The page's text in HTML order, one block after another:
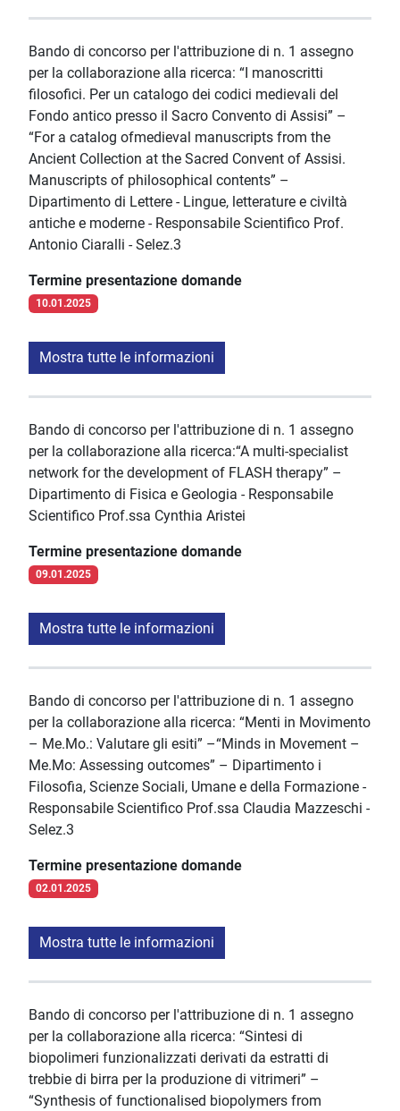
Bando di concorso per l'attribuzione di n. 1 assegno
per la collaborazione alla ricerca: “I manoscritti
filosofici. Per un catalogo dei codici medievali del
Fondo antico presso il Sacro Convento di Assisi” –
“For a catalog ofmedieval manuscripts from the
Ancient Collection at the Sacred Convent of Assisi.
Manuscripts of philosophical contents” –
Dipartimento di Lettere - Lingue, letterature e civiltà
antiche e moderne - Responsabile Scientifico Prof.
Antonio Ciaralli - Selez.3
Termine presentazione domande
10.01.2025
Mostra tutte le informazioni
Bando di concorso per l'attribuzione di n. 1 assegno
per la collaborazione alla ricerca:“A multi-specialist
network for the development of FLASH therapy” –
Dipartimento di Fisica e Geologia - Responsabile
Scientifico Prof.ssa Cynthia Aristei
Termine presentazione domande
09.01.2025
Mostra tutte le informazioni
Bando di concorso per l'attribuzione di n. 1 assegno
per la collaborazione alla ricerca: “Menti in Movimento
– Me.Mo.: Valutare gli esiti” –“Minds in Movement –
Me.Mo: Assessing outcomes” – Dipartimento i
Filosofia, Scienze Sociali, Umane e della Formazione -
Responsabile Scientifico Prof.ssa Claudia Mazzeschi -
Selez.3
Termine presentazione domande
02.01.2025
Mostra tutte le informazioni
Bando di concorso per l'attribuzione di n. 1 assegno
per la collaborazione alla ricerca: “Sintesi di
biopolimeri funzionalizzati derivati da estratti di
trebbie di birra per la produzione di vitrimeri” –
“Synthesis of functionalised biopolymers from